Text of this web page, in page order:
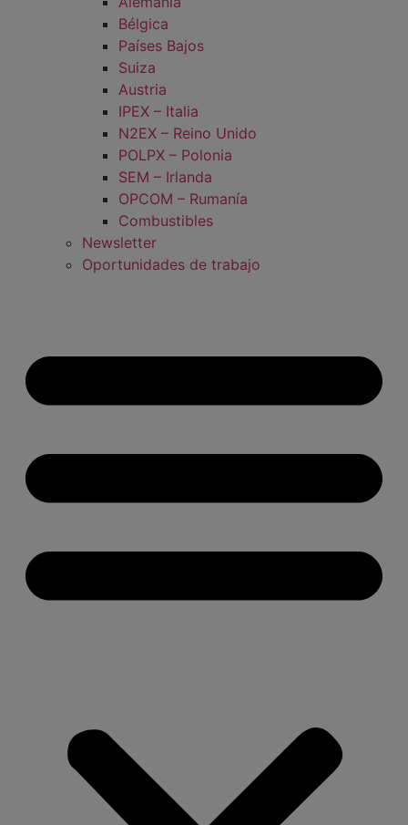
Bélgica
Países Bajos
Suiza
Austria
IPEX – Italia
N2EX – Reino Unido
POLPX – Polonia
SEM – Irlanda
OPCOM – Rumanía
Combustibles
Newsletter
Oportunidades de trabajo